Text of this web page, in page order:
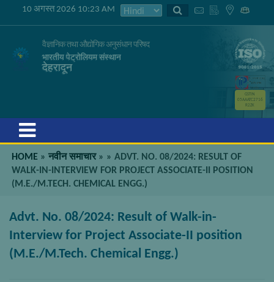
10 अगस्त 2026 10:23 AM
वैज्ञानिक तथा औद्योगिक अनुसंधान परिषद
भारतीय पेट्रोलियम संस्थान
देहरादून
GSTIN
05AAATC2716
R2ZK
HOME »नवीन समाचार» »ADVT. NO. 08/2024: RESULT OF
WALK-IN-INTERVIEW FOR PROJECT ASSOCIATE-II POSITION
(M.E./M.TECH. CHEMICAL ENGG.)
Advt. No. 08/2024: Result of Walk-in-
Interview for Project Associate-II position
(M.E./M.Tech. Chemical Engg.)